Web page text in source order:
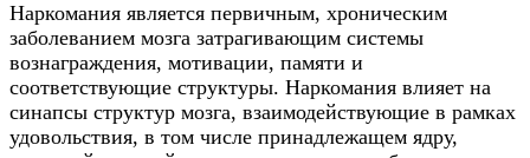
Наркомания является первичным, хроническим
заболеванием мозга затрагивающим системы
вознаграждения, мотивации, памяти и
соответствующие структуры. Наркомания влияет на
синапсы структур мозга, взаимодействующие в рамках
удовольствия, в том числе принадлежащем ядру,